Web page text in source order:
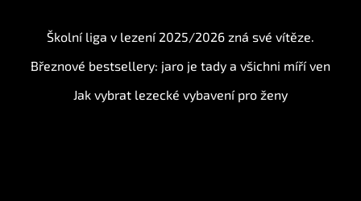
Školní liga v lezení 2025/2026 zná své vítěze.
Březnové bestsellery: jaro je tady a všichni míří ven
Jak vybrat lezecké vybavení pro ženy